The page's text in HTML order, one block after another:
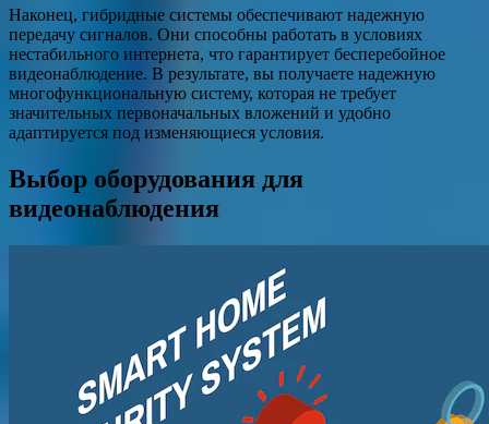
Наконец, гибридные системы обеспечивают надежную
передачу сигналов. Они способны работать в условиях
нестабильного интернета, что гарантирует бесперебойное
видеонаблюдение. В результате, вы получаете надежную
многофункциональную систему, которая не требует
значительных первоначальных вложений и удобно
адаптируется под изменяющиеся условия.
Выбор оборудования для
видеонаблюдения